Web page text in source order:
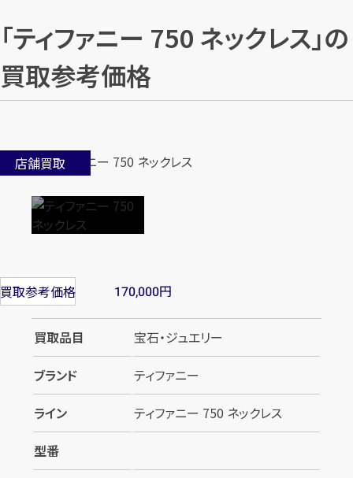
「ティファニー 750 ネックレス」の
買取参考価格
店舗買取
買取参考価格 170,000円
買取品目
宝石・ジュエリー
ブランド
ティファニー
ライン
ティファニー 750 ネックレス
型番